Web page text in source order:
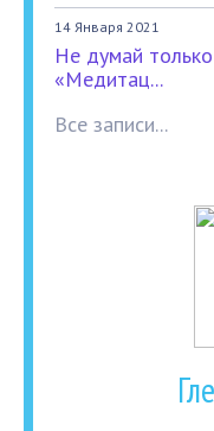
14 Января 2021
Не думай
«Медитац...
Все записи...